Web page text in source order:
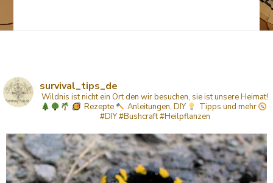
survival_tips_de
Wildnis ist nicht ein Ort den wir besuchen, sie ist unsere Heimat!
Rezepte
Anleitungen, DIY Tipps und mehr
#DIY #Bushcraft #Heilpflanzen